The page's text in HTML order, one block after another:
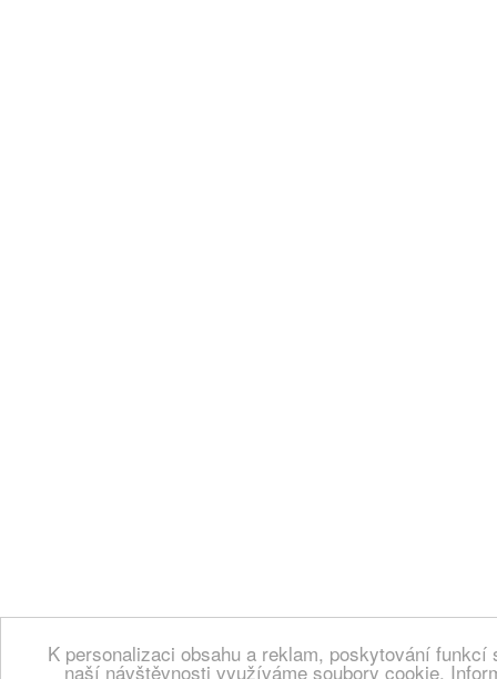
K personalizaci obsahu a reklam, poskytování
naší návštěvnosti využíváme soubory cookie.